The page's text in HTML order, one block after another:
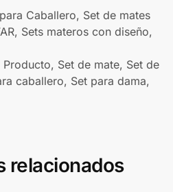
Caballero, Set de mates
, Sets materos con diseño,
Producto, Set de mate, Set de
caballero, Set para dama,
relacionados